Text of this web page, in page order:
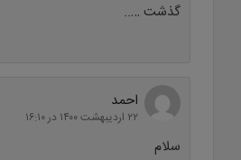
گذشت …..
احمد
۲۲ اردیبهشت ۱۴۰۰ در ۱۶:۱۰
سلام